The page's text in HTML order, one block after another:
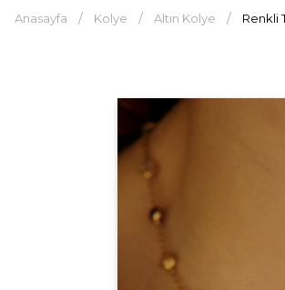
Anasayfa Kolye Altın Kolye Renkli